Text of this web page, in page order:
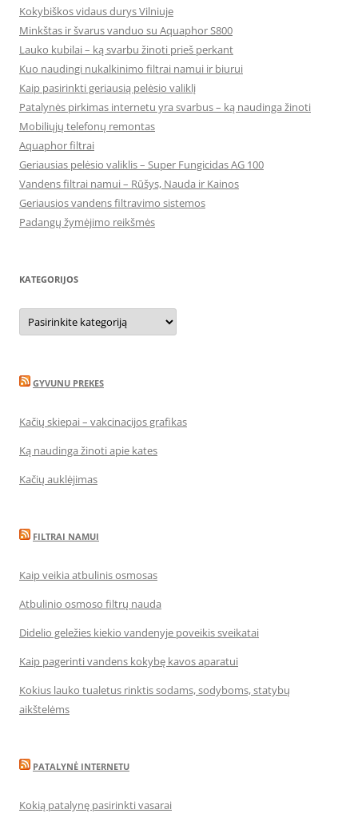
Kokybiškos vidaus durys Vilniuje
Minkštas ir švarus vanduo su Aquaphor S800
Lauko kubilai – ką svarbu žinoti prieš perkant
Kuo naudingi nukalkinimo filtrai namui ir biurui
Kaip pasirinkti geriausią pelėsio valiklį
Patalynės pirkimas internetu yra svarbus – ką naudinga žinoti
Mobiliųjų telefonų remontas
Aquaphor filtrai
Geriausias pelėsio valiklis – Super Fungicidas AG 100
Vandens filtrai namui – Rūšys, Nauda ir Kainos
Geriausios vandens filtravimo sistemos
Padangų žymėjimo reikšmės
KATEGORIJOS
Kategorijos
GYVUNU PREKES
Kačių skiepai – vakcinacijos grafikas
Ką naudinga žinoti apie kates
Kačių auklėjimas
FILTRAI NAMUI
Kaip veikia atbulinis osmosas
Atbulinio osmoso filtrų nauda
Didelio geležies kiekio vandenyje poveikis sveikatai
Kaip pagerinti vandens kokybę kavos aparatui
Kokius lauko tualetus rinktis sodams, sodyboms, statybų
aikštelėms
PATALYNĖ INTERNETU
Kokią patalynę pasirinkti vasarai